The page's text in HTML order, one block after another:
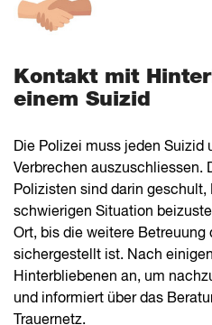
Kontakt mit
einem Suizid
Die Polizei muss jeden Suizid
Verbrechen auszuschliessen.
Polizisten sind darin
schwierigen Situation
Ort, bis die weitere Betreuung
sichergestellt ist. Nach
Hinterbliebenen an, um
und informiert über das
Trauernetz.